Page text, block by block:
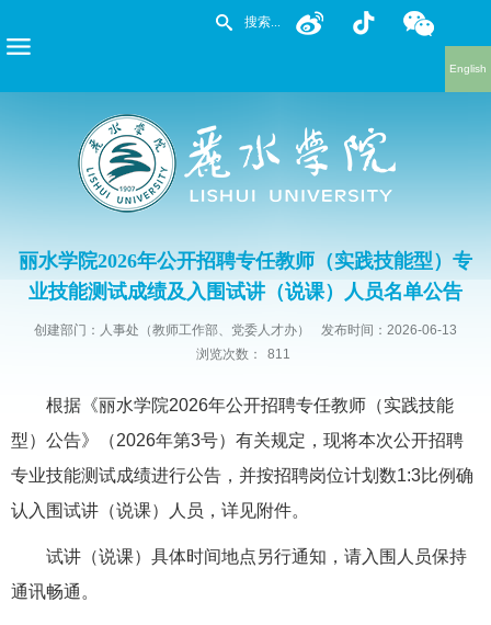
English
丽水学院2026年公开招聘专任教师（实践技能型）专
业技能测试成绩及入围试讲（说课）人员名单公告
创建部门：人事处（教师工作部、党委人才办）
发布时间：2026-06-13
浏览次数：
811
根据《丽水学院2026年公开招聘专任教师（实践技能
型）公告》（2026年第3号）有关规定，现将本次公开招聘
专业技能测试成绩进行公告，并按招聘岗位计划数1:3比例确
认入围试讲（说课）人员，详见附件。
试讲（说课）具体时间地点另行通知，请入围人员保持
通讯畅通。